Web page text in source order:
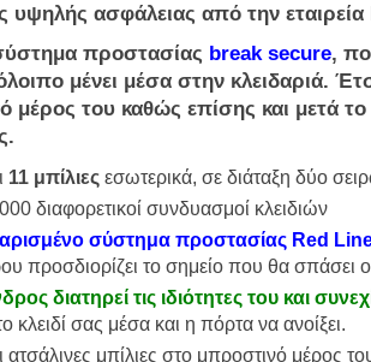
υψηλής ασφάλειας από την εταιρεία
προστασίας break secure,
μένει μέσα στην κλειδαριά.
μέρος του καθώς επίσης και μετά
11 μπίλιες εσωτερικά, σε διάταξη δύο
διαφορετικοί συνδυασμοί κλειδιών
σύστημα προστασίας Red
προσδιορίζει το σημείο που θα σπάσει
διατηρεί τις ιδιότητες του και
κλειδί σας μέσα και η πόρτα να ανοίξει.
ατσάλινες μπίλιες στο μπροστινό